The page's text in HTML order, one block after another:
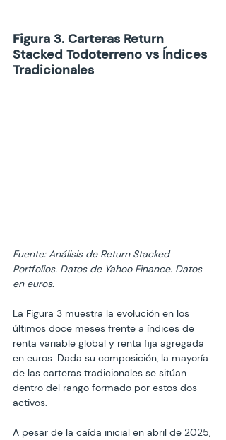
Figura 3. Carteras Return
Stacked Todoterreno vs Índices
Tradicionales
Fuente: Análisis de Return Stacked
Portfolios. Datos de Yahoo Finance. Datos
en euros.
La Figura 3 muestra la evolución en los
últimos doce meses frente a índices de
renta variable global y renta fija agregada
en euros. Dada su composición, la mayoría
de las carteras tradicionales se sitúan
dentro del rango formado por estos dos
activos.
A pesar de la caída inicial en abril de 2025,